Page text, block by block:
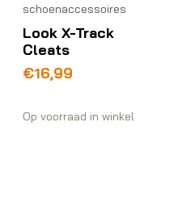
schoenaccessoires
Look X-Track
Cleats
€16,99
Op voorraad in winkel